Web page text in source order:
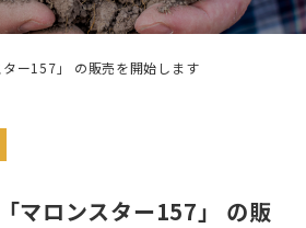
ー157」 の販売を開始します
マロンスター157」 の販